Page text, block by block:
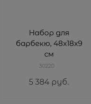
Набор для
барбекю, 48х18х9
см
30220
5 384 руб.